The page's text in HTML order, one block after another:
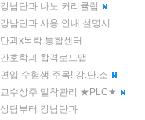
강남단과 나노 커리큘럼
강남단과 사용 안내 설명서
단과x독학 통합센터
간호학과 합격로드맵
편입 수험생 주목! 강.단.소
교수상주 밀착관리 ★PLC★
상담부터 강남단과